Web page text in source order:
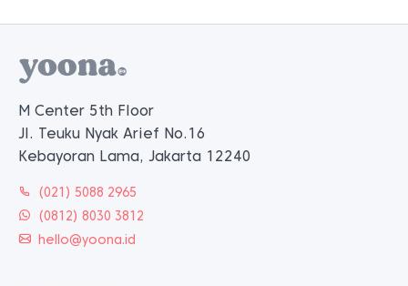
M Center 5th Floor
Jl. Teuku Nyak Arief No.16
Kebayoran Lama, Jakarta 12240
(021) 5088 2965
(0812) 8030 3812
hello@yoona.id